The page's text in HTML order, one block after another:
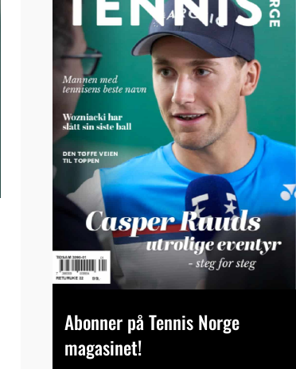
Abonner på Tennis Norge
magasinet!